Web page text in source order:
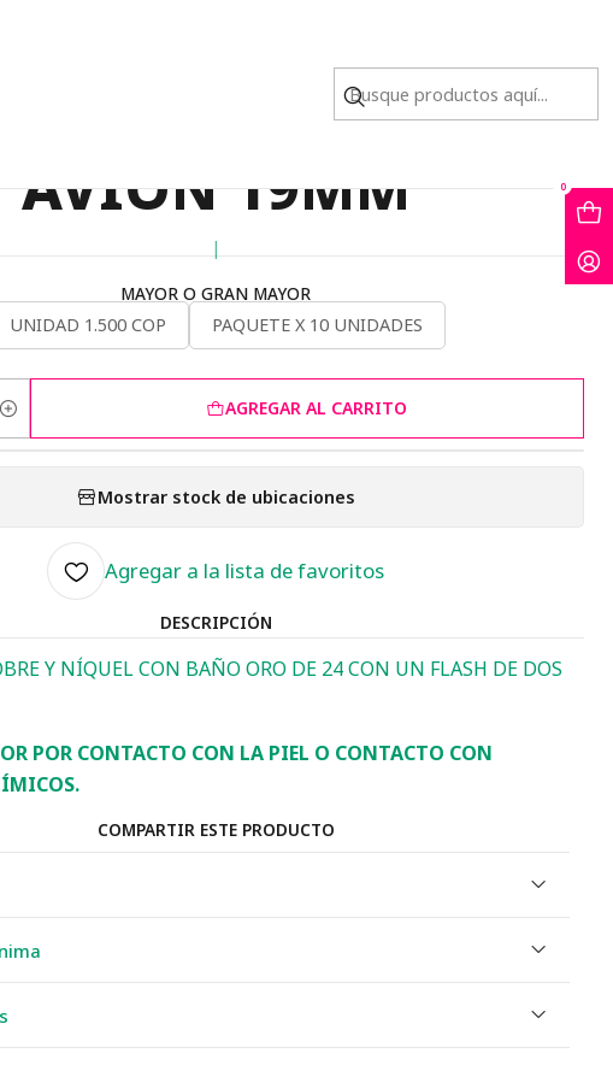
0
DORADA CENTRO
AVION 19MM
|
MAYOR O GRAN MAYOR
UNIDAD 1.500 COP
PAQUETE X 10 UNIDADES
AGREGAR AL CARRITO
Mostrar stock de ubicaciones
Agregar a la lista de favoritos
DESCRIPCIÓN
Y NÍQUEL CON BAÑO ORO DE 24 CON UN FLASH DE DOS
POR CONTACTO CON LA PIEL O CONTACTO CON
COMPARTIR ESTE PRODUCTO